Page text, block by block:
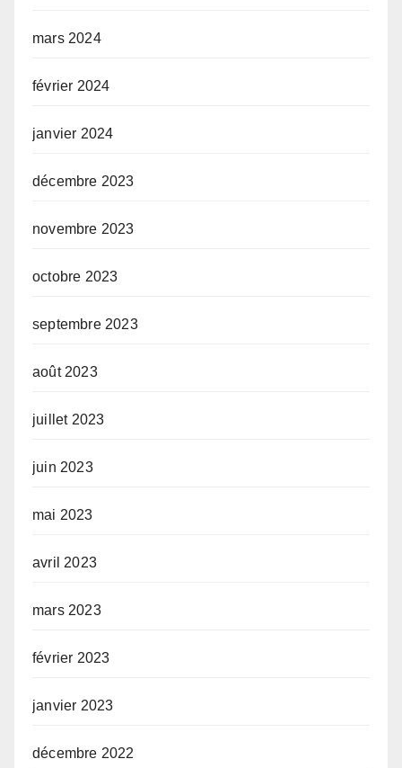
mars 2024
février 2024
janvier 2024
décembre 2023
novembre 2023
octobre 2023
septembre 2023
août 2023
juillet 2023
juin 2023
mai 2023
avril 2023
mars 2023
février 2023
janvier 2023
décembre 2022